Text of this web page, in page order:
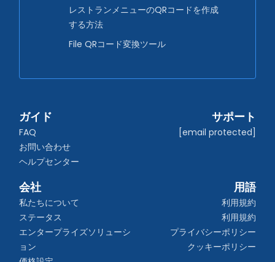
レストランメニューのQRコードを作成
する方法
File QRコード変換ツール
ガイド
FAQ
お問い合わせ
ヘルプセンター
サポート
[email protected]
会社
私たちについて
ステータス
エンタープライズソリューシ
ョン
用語
利用規約
利用規約
プライバシーポリシー
クッキーポリシー